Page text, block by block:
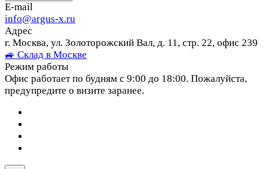
E-mail
info@argus-x.ru
Адрес
г. Москва, ул. Золоторожский Вал, д. 11, стр. 22, офис 239
🚙 Склад в Москве
Режим работы
Офис работает по будням с 9:00 до 18:00. Пожалуйста,
предупредите о визите заранее.